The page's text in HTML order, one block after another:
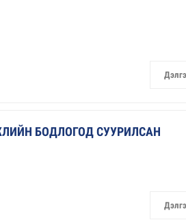
БОДЛОГОД СУУРИЛСАН